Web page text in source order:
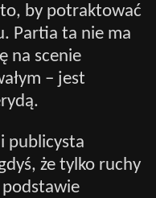
by potraktować
Partia ta nie ma
na scenie
– jest
publicysta
że tylko ruchy